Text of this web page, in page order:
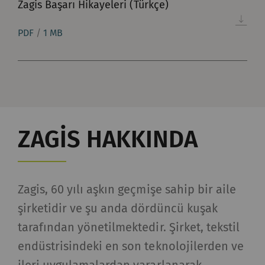
Zagis Başarı Hikayeleri (Türkçe)
PDF / 1 MB
ZAGIS HAKKINDA
Zagis, 60 yılı aşkın geçmişe sahip bir aile
şirketidir ve şu anda dördüncü kuşak
tarafından yönetilmektedir. Şirket, tekstil
endüstrisindeki en son teknolojilerden ve
Ad ve
Tip
sağlayan istatistiksel
verileri oluşturmak için
_gat_XXX
Google Analytics Oturum
Tanımlama Bilgisi
per
session
_gid
Eşsiz bir kimlik
kaydeder. Web sitesinde
1 day